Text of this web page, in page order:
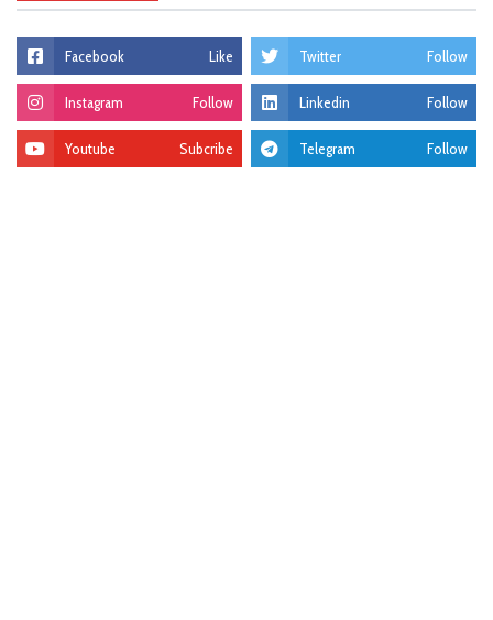
Facebook Like Twitter Follow
Instagram Follow Linkedin Follow
Youtube Subcribe Telegram Follow